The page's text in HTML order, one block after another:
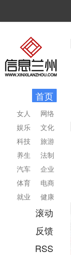
首页
网络
文化
旅游
法制
企业
电商
健康
女人
娱乐
科技
养生
汽车
体育
就业
滚动
反馈
RSS